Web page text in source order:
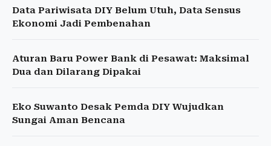
Data Pariwisata DIY Belum Utuh, Data Sensus
Ekonomi Jadi Pembenahan
Aturan Baru Power Bank di Pesawat: Maksimal
Dua dan Dilarang Dipakai
Eko Suwanto Desak Pemda DIY Wujudkan
Sungai Aman Bencana